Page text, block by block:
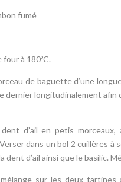
fumé
à 180ºC.
de baguette d’une
dernier longitudinalement afin
d’ail en petis morceaux,
dans un bol 2 cuillères à
dent d’ail ainsi que le basilic.
sur les deux tartines